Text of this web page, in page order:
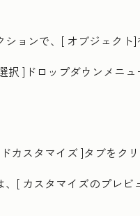
ションで、[ オブジェクト]
択 ]ドロップダウンメニュ
カスタマイズ]タブをク
、[ カスタマイズのプレビ